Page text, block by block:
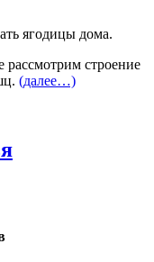
ягодицы дома.
рассмотрим строение
(далее…)